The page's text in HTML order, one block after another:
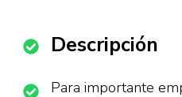
Descripción
Para importante